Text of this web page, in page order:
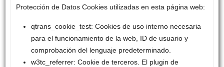
Protección de Datos Cookies utilizadas en esta página web:
qtrans_cookie_test: Cookies de uso interno necesaria
para el funcionamiento de la web, ID de usuario y
comprobación del lenguaje predeterminado.
w3tc_referrer: Cookie de terceros. El plugin de